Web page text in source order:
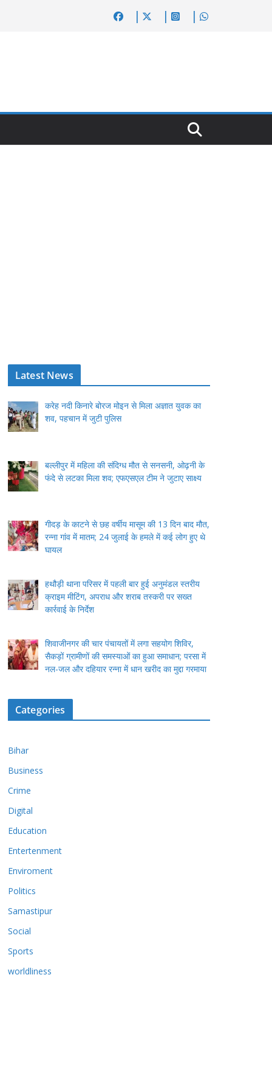
Latest News
करेह नदी किनारे बोरज मोइन से मिला अज्ञात युवक का
शव, पहचान में जुटी पुलिस
बल्लीपुर में महिला की संदिग्ध मौत से सनसनी, ओढ़नी के
फंदे से लटका मिला शव; एफएसएल टीम ने जुटाए साक्ष्य
गीदड़ के काटने से छह वर्षीय मासूम की 13 दिन बाद मौत,
रन्ना गांव में मातम; 24 जुलाई के हमले में कई लोग हुए थे
घायल
हथौड़ी थाना परिसर में पहली बार हुई अनुमंडल स्तरीय
क्राइम मीटिंग, अपराध और शराब तस्करी पर सख्त
कार्रवाई के निर्देश
शिवाजीनगर की चार पंचायतों में लगा सहयोग शिविर,
सैकड़ों ग्रामीणों की समस्याओं का हुआ समाधान; परसा में
नल-जल और दहियार रन्ना में धान खरीद का मुद्दा गरमाया
Categories
Bihar
Business
Crime
Digital
Education
Entertenment
Enviroment
Politics
Samastipur
Social
Sports
worldliness